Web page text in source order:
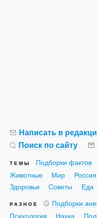
Написать в
Поиск по сайту
ТЕМЫ Подборки фактов
Животные
Мир Россия
Здоровье
Советы Еда
РАЗНОЕ Подборки
Психология
Наука